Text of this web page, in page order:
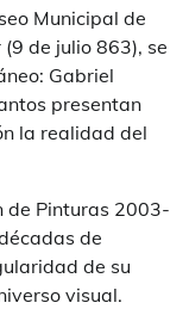
Municipal de
de julio 863), se
Gabriel
presentan
la realidad del
de Pinturas 2003-
de
de su
visual.